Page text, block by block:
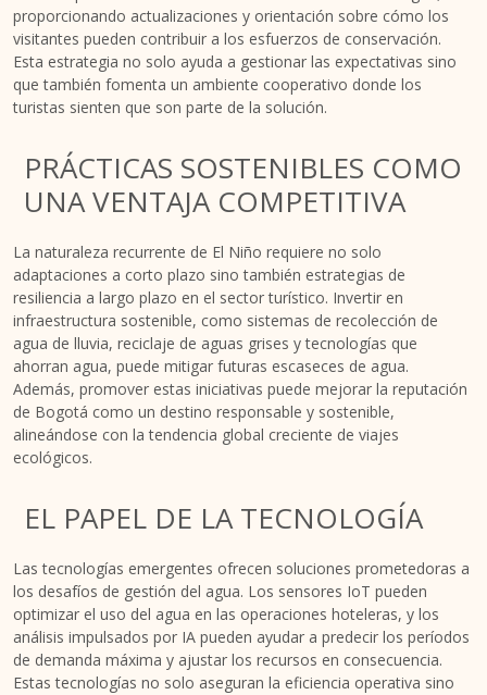
proporcionando actualizaciones y orientación sobre cómo los
visitantes pueden contribuir a los esfuerzos de conservación.
Esta estrategia no solo ayuda a gestionar las expectativas sino
que también fomenta un ambiente cooperativo donde los
turistas sienten que son parte de la solución.
PRÁCTICAS SOSTENIBLES COMO
UNA VENTAJA COMPETITIVA
La naturaleza recurrente de El Niño requiere no solo
adaptaciones a corto plazo sino también estrategias de
resiliencia a largo plazo en el sector turístico. Invertir en
infraestructura sostenible, como sistemas de recolección de
agua de lluvia, reciclaje de aguas grises y tecnologías que
ahorran agua, puede mitigar futuras escaseces de agua.
Además, promover estas iniciativas puede mejorar la reputación
de Bogotá como un destino responsable y sostenible,
alineándose con la tendencia global creciente de viajes
ecológicos.
EL PAPEL DE LA TECNOLOGÍA
Las tecnologías emergentes ofrecen soluciones prometedoras a
los desafíos de gestión del agua. Los sensores IoT pueden
optimizar el uso del agua en las operaciones hoteleras, y los
análisis impulsados por IA pueden ayudar a predecir los períodos
de demanda máxima y ajustar los recursos en consecuencia.
Estas tecnologías no solo aseguran la eficiencia operativa sino